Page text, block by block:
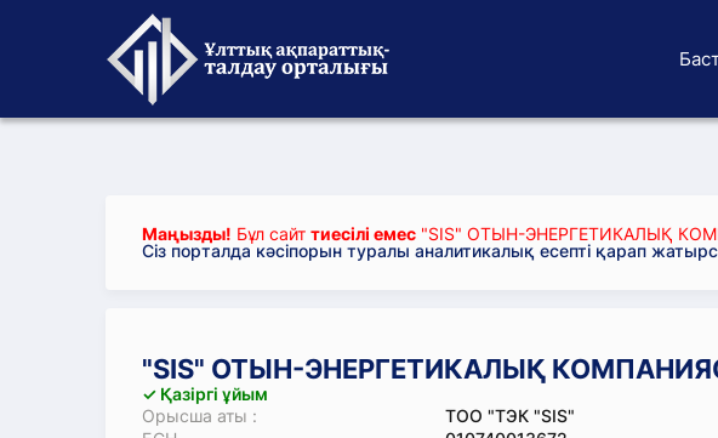
Маңызды! Бұл сайт тиесілі емес "SIS" ОТЫН-ЭНЕРГЕТИКАЛЫҚ
Сіз порталда кәсіпорын туралы аналитикалық есепті қарап
"SIS" ОТЫН-ЭНЕРГЕТИКАЛЫҚ
✓ Қазіргі ұйым
Орысша аты :
ТОО "ТЭК "SIS"